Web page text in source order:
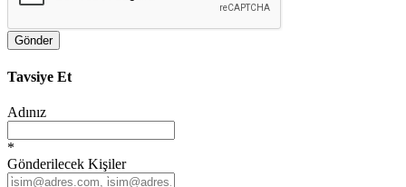
Gönder
Tavsiye Et
Adınız
*
Gönderilecek Kişiler